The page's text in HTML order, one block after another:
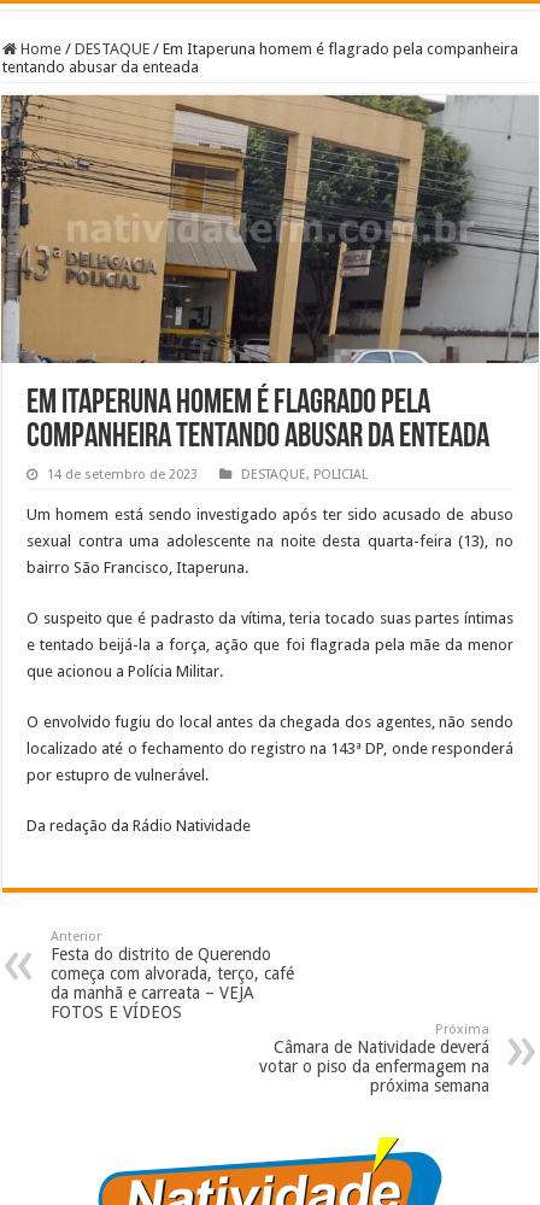
Home / DESTAQUE / Em Itaperuna homem é flagrado pela companheira
tentando abusar da enteada
Em Itaperuna homem é flagrado pela
companheira tentando abusar da enteada
14 de setembro de 2023 DESTAQUE, POLICIAL
Um homem está sendo investigado após ter sido acusado de abuso
sexual contra uma adolescente na noite desta quarta-feira (13), no
bairro São Francisco, Itaperuna.
O suspeito que é padrasto da vítima, teria tocado suas partes íntimas
e tentado beijá-la a força, ação que foi flagrada pela mãe da menor
que acionou a Polícia Militar.
O envolvido fugiu do local antes da chegada dos agentes, não sendo
localizado até o fechamento do registro na 143ª DP, onde responderá
por estupro de vulnerável.
Da redação da Rádio Natividade
Anterior
Festa do distrito de Querendo
começa com alvorada, terço, café
da manhã e carreata – VEJA
FOTOS E VÍDEOS
Próxima
Câmara de Natividade deverá
votar o piso da enfermagem na
próxima semana